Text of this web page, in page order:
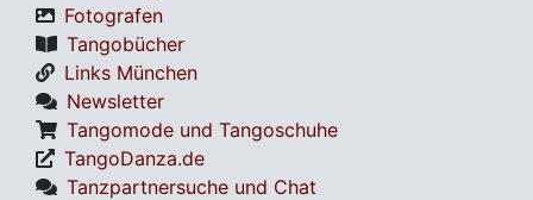
Fotografen
Tangobücher
Links München
Newsletter
Tangomode und Tangoschuhe
TangoDanza.de
Tanzpartnersuche und Chat